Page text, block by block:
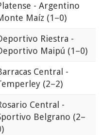
- Argentino
Maíz (1–0)
Riestra -
Maipú (1–0)
Central -
(2–2)
Central -
Belgrano (2–